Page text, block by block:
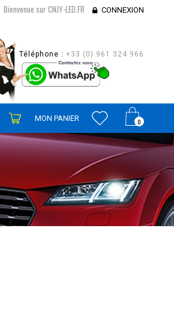
Bienvenue sur CNJY-LED.FR CONNEXION
Téléphone : +33 (0) 961 324 966
0
MON PANIER